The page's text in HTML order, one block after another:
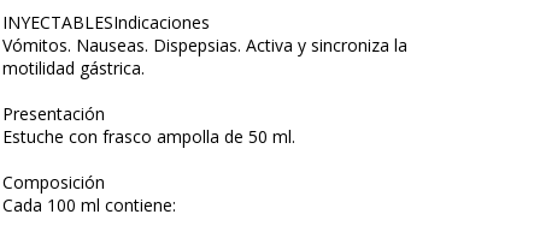
INYECTABLESIndicaciones
Vómitos. Nauseas. Dispepsias. Activa y sincroniza la
motilidad gástrica.
Presentación
Estuche con frasco ampolla de 50 ml.
Composición
Cada 100 ml contiene: